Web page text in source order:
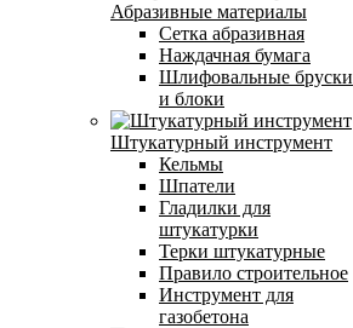
Абразивные материалы
Сетка абразивная
Наждачная бумага
Шлифовальные бруски
и блоки
Штукатурный инструмент
Кельмы
Шпатели
Гладилки для
штукатурки
Терки штукатурные
Правило строительное
Инструмент для
газобетона